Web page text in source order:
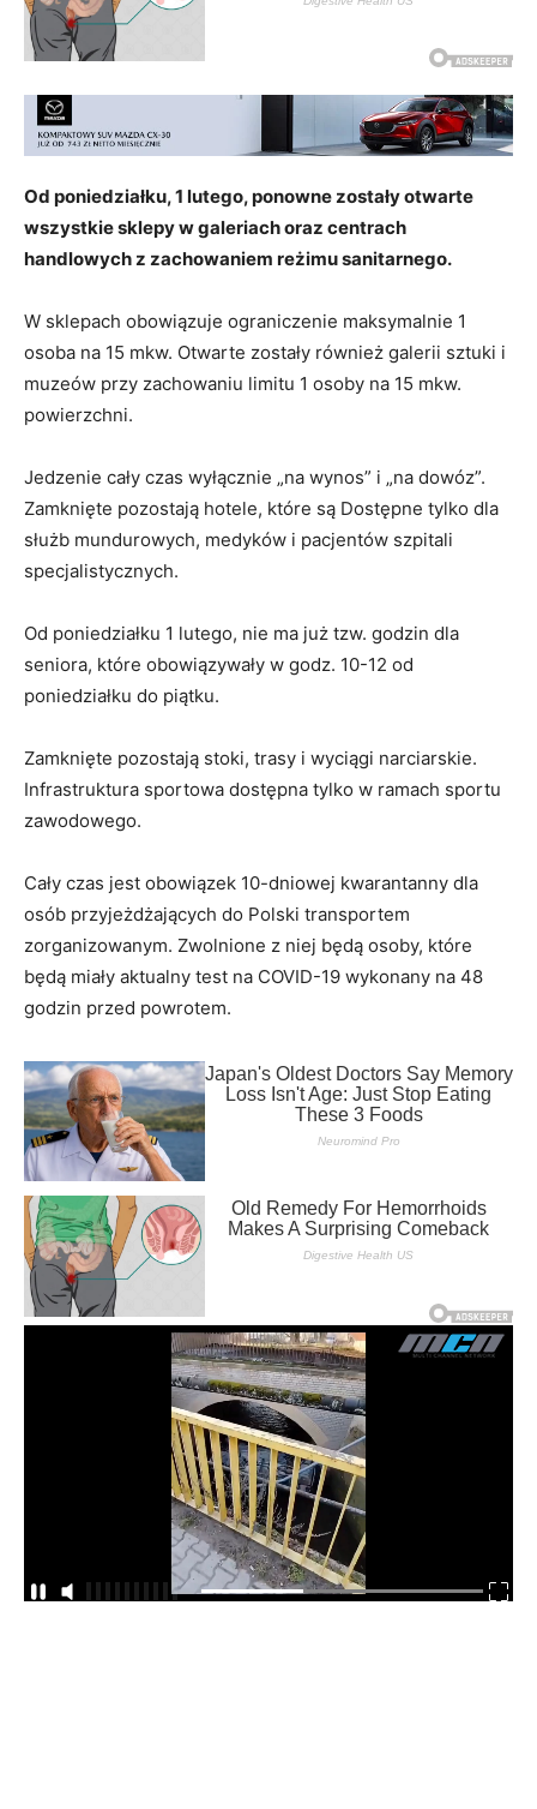
Od poniedziałku, 1 lutego, ponowne zostały otwarte
wszystkie sklepy w galeriach oraz centrach
handlowych z zachowaniem reżimu sanitarnego.
W sklepach obowiązuje ograniczenie maksymalnie 1
osoba na 15 mkw. Otwarte zostały również galerii sztuki i
muzeów przy zachowaniu limitu 1 osoby na 15 mkw.
powierzchni.
Jedzenie cały czas wyłącznie „na wynos” i „na dowóz”.
Zamknięte pozostają hotele, które są Dostępne tylko dla
służb mundurowych, medyków i pacjentów szpitali
specjalistycznych.
Od poniedziałku 1 lutego, nie ma już tzw. godzin dla
seniora, które obowiązywały w godz. 10-12 od
poniedziałku do piątku.
Zamknięte pozostają stoki, trasy i wyciągi narciarskie.
Infrastruktura sportowa dostępna tylko w ramach sportu
zawodowego.
Cały czas jest obowiązek 10-dniowej kwarantanny dla
osób przyjeżdżających do Polski transportem
zorganizowanym. Zwolnione z niej będą osoby, które
będą miały aktualny test na COVID-19 wykonany na 48
godzin przed powrotem.